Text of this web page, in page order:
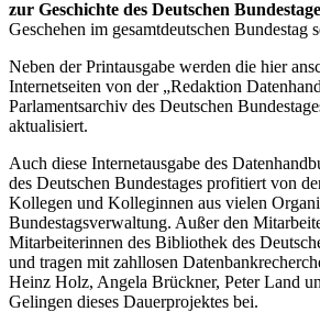
zur Geschichte des Deutschen
Geschehen im gesamtdeutschen Bundestag
Neben der Printausgabe werden die hier
Internetseiten von der „Redaktion
Parlamentsarchiv des Deutschen
aktualisiert.
Auch diese Internetausgabe des
des Deutschen Bundestages profitiert von
Kollegen und Kolleginnen aus vielen
Bundestagsverwaltung. Außer den
Mitarbeiterinnen des Bibliothek des
und tragen mit zahllosen
Heinz Holz, Angela Brückner, Peter Land
Gelingen dieses Dauerprojektes bei.